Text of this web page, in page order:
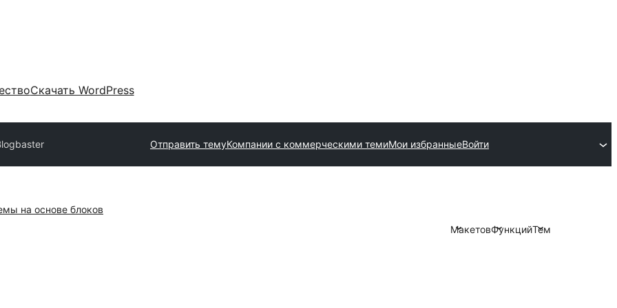
Скачать WordPress
Отправить темуКомпании с коммерческими темиМои избранныеВойти
на основе блоков
МакетовФункцийТем